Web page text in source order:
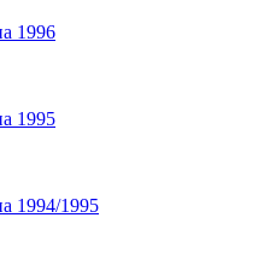
1996
1995
1994/1995